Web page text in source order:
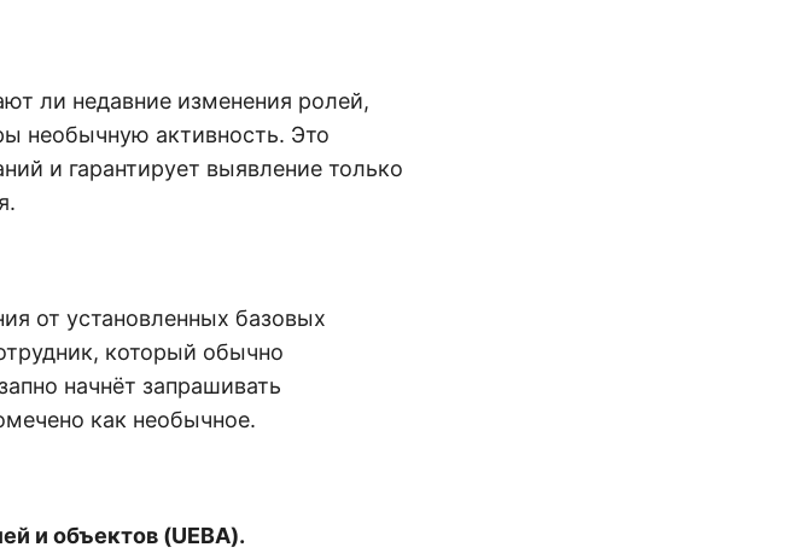
ли недавние изменения ролей,
необычную активность. Это
и гарантирует выявление только
от установленных базовых
который обычно
начнёт запрашивать
как необычное.
и объектов (UEBA).